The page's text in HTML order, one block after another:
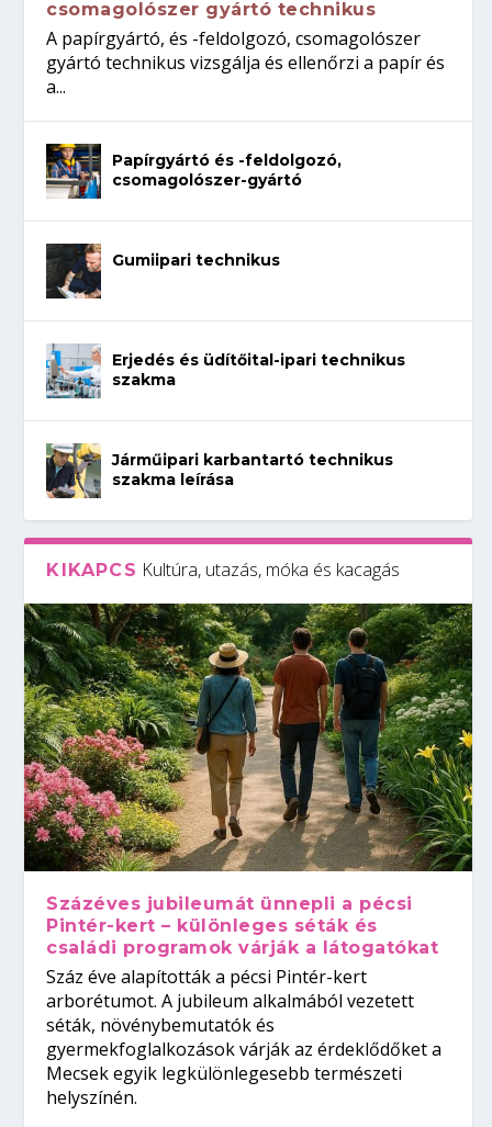
csomagolószer gyártó technikus
A papírgyártó, és -feldolgozó, csomagolószer
gyártó technikus vizsgálja és ellenőrzi a papír és
a...
Papírgyártó és -feldolgozó,
csomagolószer-gyártó
Gumiipari technikus
Erjedés és üdítőital-ipari technikus
szakma
Járműipari karbantartó technikus
szakma leírása
KIKAPCS Kultúra, utazás, móka és kacagás
Százéves jubileumát ünnepli a pécsi
Pintér-kert – különleges séták és
családi programok várják a látogatókat
Száz éve alapították a pécsi Pintér-kert
arborétumot. A jubileum alkalmából vezetett
séták, növénybemutatók és
gyermekfoglalkozások várják az érdeklődőket a
Mecsek egyik legkülönlegesebb természeti
helyszínén.